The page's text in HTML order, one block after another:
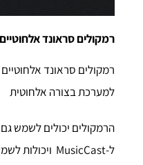
רמקולים סראונד
רמקולים סראונד
למערכת בצורה אלחוטית
הרמקולים יכולים לשמש
ל-MusicCast ויכולות לשמש כחדר רגיל לכל דבר